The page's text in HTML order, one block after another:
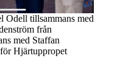
Odell tillsammans med
från
med Staffan
Hjärtuppropet